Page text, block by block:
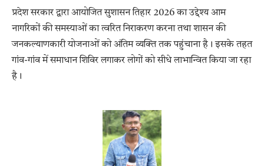
प्रदेश सरकार द्वारा आयोजित सुशासन तिहार 2026 का उद्देश्य आम
नागरिकों की समस्याओं का त्वरित निराकरण करना तथा शासन की
जनकल्याणकारी योजनाओं को अंतिम व्यक्ति तक पहुंचाना है। इसके तहत
गांव-गांव में समाधान शिविर लगाकर लोगों को सीधे लाभान्वित किया जा रहा
है।